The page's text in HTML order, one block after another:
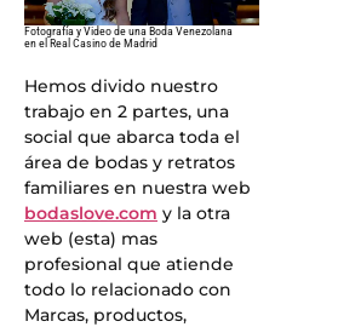
Fotografía y Video de una Boda Venezolana
en el Real Casino de Madrid
Hemos divido nuestro
trabajo en 2 partes, una
social que abarca toda el
área de bodas y retratos
familiares en nuestra web
bodaslove.com y la otra
web (esta) mas
profesional que atiende
todo lo relacionado con
Marcas, productos,